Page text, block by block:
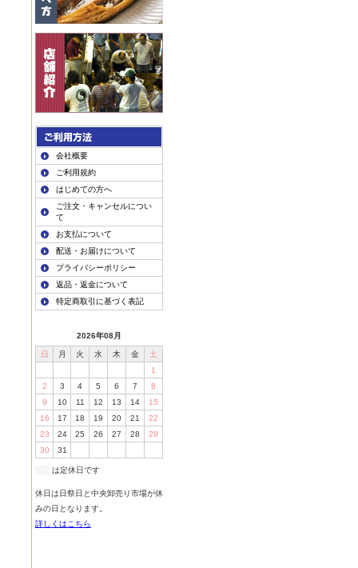
会社概要
ご利用規約
はじめての方へ
ご注文・キャンセルについ
て
お支払について
配送・お届けについて
プライバシーポリシー
返品・返金について
特定商取引に基づく表記
2026年08月
日 月 火 水 木 金
土
1
2
3 4 5 6 7
8
9
10 11 12 13 14
15
16
17 18 19 20 21
22
23
24 25 26 27 28
29
30
31
は定休日です
休日は日祭日と中央卸売り市場が休
みの日となります。
詳しくはこちら